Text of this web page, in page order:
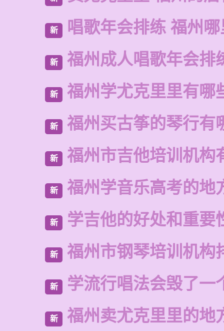
新 唱歌年会排练 福州
新 福州成人唱歌年会排
新 福州学尤克里里有哪
新 福州买古筝的琴行有
新 福州市吉他培训机构
新 福州学音乐高考的地
新 学吉他的好处和重要
新 福州市钢琴培训机构
新 学流行唱法会毁了一
新 福州卖尤克里里的地